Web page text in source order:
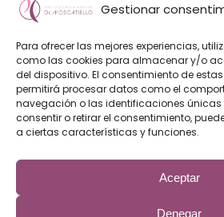
Gestionar
Para ofrecer las mejores experiencias,
como las cookies para almacenar y/o
del dispositivo. El consentimiento de
permitirá procesar datos como el
navegación o las identificaciones únicas
consentir o retirar el consentimiento,
a ciertas características y funciones.
Aceptar
Denegar
Dr. Moscatiello
Diseño Web &
Innoverweb
El Instituto de Cirugía Plástica Dr.
de Barcelona expertos en aumento